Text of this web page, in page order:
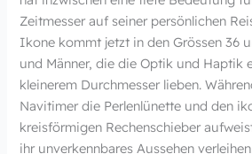
Zeitmesser auf seiner persönlichen
Ikone kommt jetzt in den Grössen 36
und Männer, die die Optik und Haptik
kleinerem Durchmesser lieben.
Navitimer die Perlenlünette und den
kreisförmigen Rechenschieber
ihr unverkennbares Aussehen